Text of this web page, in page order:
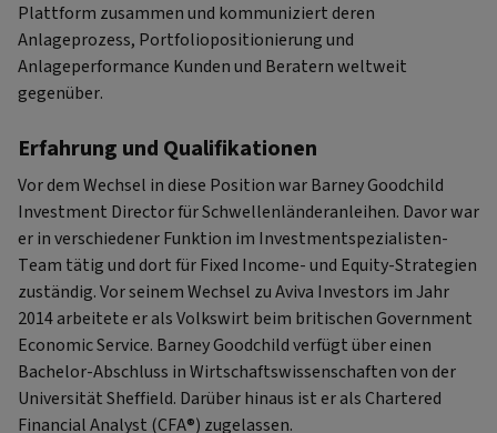
Plattform zusammen und kommuniziert deren
Anlageprozess, Portfoliopositionierung und
Anlageperformance Kunden und Beratern weltweit
gegenüber.
Erfahrung und Qualifikationen
Vor dem Wechsel in diese Position war Barney Goodchild
Investment Director für Schwellenländeranleihen. Davor war
er in verschiedener Funktion im Investmentspezialisten-
Team tätig und dort für Fixed Income- und Equity-Strategien
zuständig. Vor seinem Wechsel zu Aviva Investors im Jahr
2014 arbeitete er als Volkswirt beim britischen Government
Economic Service. Barney Goodchild verfügt über einen
Bachelor-Abschluss in Wirtschaftswissenschaften von der
Universität Sheffield. Darüber hinaus ist er als Chartered
Financial Analyst (CFA®) zugelassen.